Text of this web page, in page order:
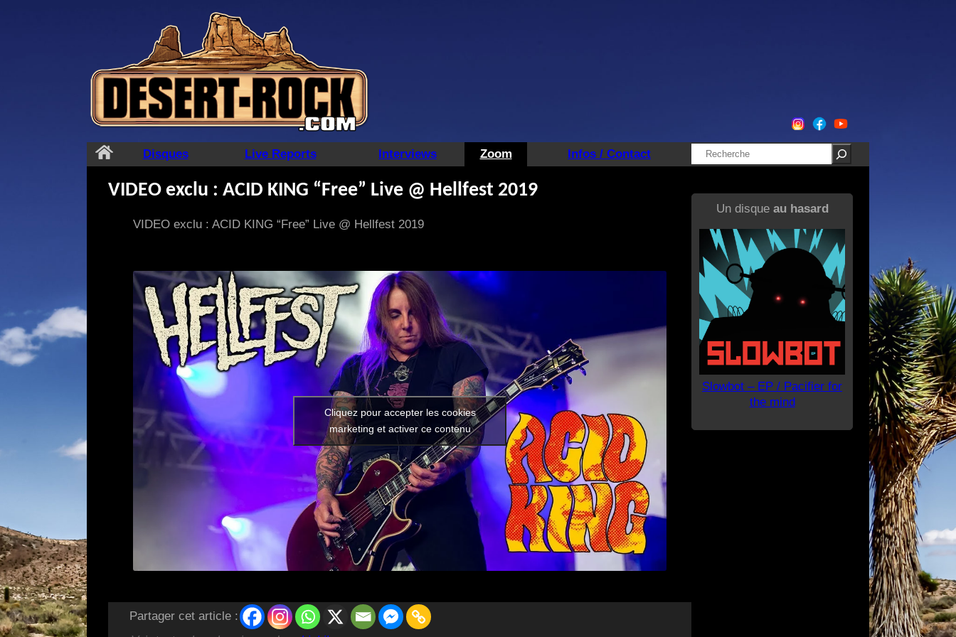
Disques Live Reports Interviews Zoom Infos / Contact Rechercher
VIDEO exclu : ACID KING “Free” Live @ Hellfest 2019
VIDEO exclu : ACID KING “Free” Live @ Hellfest 2019
Cliquez pour accepter les cookies
marketing et activer ce contenu
Partager cet article :
Un disque au hasard
Slowbot – EP / Pacifier for
the mind